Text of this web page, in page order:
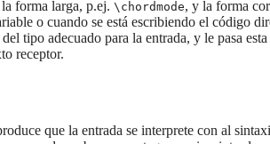
forma larga, p.ej. \chordmode, y la forma
o cuando se está escribiendo el código
tipo adecuado para la entrada, y le pasa
receptor.
que la entrada se interprete con al